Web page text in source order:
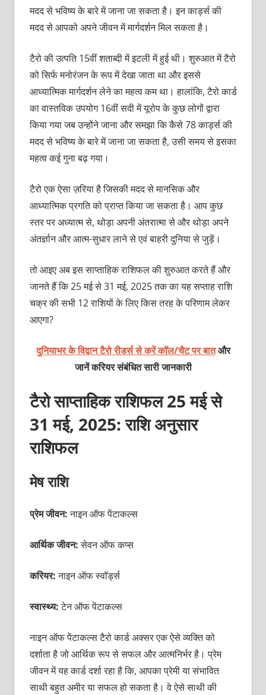
मदद से भविष्य के बारे में जाना जा सकता है। इन कार्ड्स की
मदद से आपको अपने जीवन में मार्गदर्शन मिल सकता है।
टैरो की उत्पति 15वीं शताब्‍दी में इटली में हुई थी। शुरुआत में टैरो
को सिर्फ मनोरंजन के रूप में देखा जाता था और इससे
आध्‍यात्मिक मार्गदर्शन लेने का महत्‍व कम था। हालांकि, टैरो कार्ड
का वास्तविक उपयोग 16वीं सदी में यूरोप के कुछ लोगों द्वारा
किया गया जब उन्होंने जाना और समझा कि कैसे 78 कार्ड्स की
मदद से भविष्य के बारे में जाना जा सकता है, उसी समय से इसका
महत्व कई गुना बढ़ गया।
टैरो एक ऐसा ज़रिया है जिसकी मदद से मानसिक और
आध्यात्मिक प्रगति को प्राप्‍त किया जा सकता है। आप कुछ
स्‍तर पर अध्‍यात्‍म से, थोड़ा अपनी अंतरात्मा से और थोड़ा अपने
अंतर्ज्ञान और आत्म-सुधार लाने से एवं बाहरी दुनिया से जुड़ें।
तो आइए अब इस साप्ताहिक राशिफल की शुरुआत करते हैं और
जानते हैं कि 25 मई से 31 मई, 2025 तक का यह सप्ताह राशि
चक्र की सभी 12 राशियों के लिए किस तरह के परिणाम लेकर
आएगा?
दुनियाभर के विद्वान टैरो रीडर्स से करें कॉल/चैट पर बातऔर
जानें करियर संबंधित सारी जानकारी
टैरो साप्ताहिक राशिफल 25 मई से
31 मई, 2025: राशि अनुसार
राशिफल
मेष राशि
प्रेम जीवन:नाइन ऑफ पेंटाकल्स
आर्थिक जीवन:सेवन ऑफ कप्स
करियर:नाइन ऑफ स्वॉर्ड्स
स्वास्थ्य:टेन ऑफ पेंटाकल्स
नाइन ऑफ पेंटाकल्सटैरो कार्ड अक्सर एक ऐसे व्यक्ति को
दर्शाता है जो आर्थिक रूप से सफल और आत्मनिर्भर है। प्रेम
जीवन में यह कार्ड दर्शा रहा है कि, आपका प्रेमी या संभावित
साथी बहुत अमीर या सफल हो सकता है। वे ऐसे साथी की